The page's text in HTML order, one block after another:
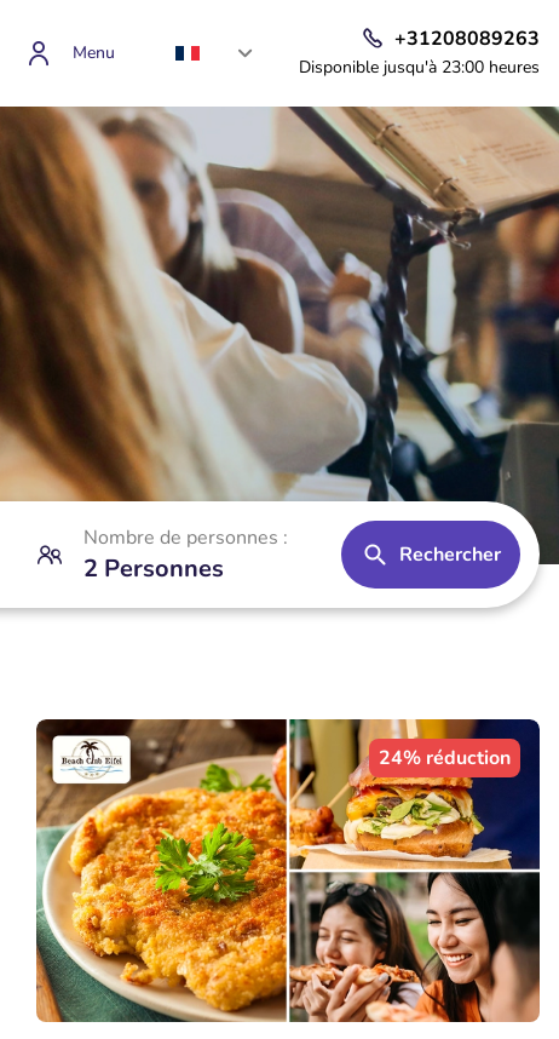
Menu
+31208089263
Disponible jusqu'à 23:00 heures
Nombre de personnes :
2 Personnes Rechercher
24% réduction